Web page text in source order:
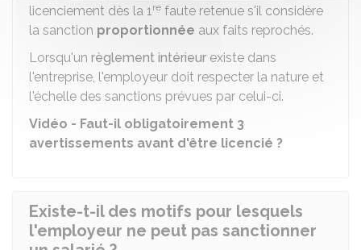
licenciement dès la 1re faute retenue s'il considère
la sanction proportionnée aux faits reprochés.
Lorsqu'un règlement intérieur existe dans
l'entreprise, l'employeur doit respecter la nature et
l'échelle des sanctions prévues par celui-ci.
Vidéo - Faut-il obligatoirement 3
avertissements avant d'être licencié ?
Existe-t-il des motifs pour lesquels
l'employeur ne peut pas sanctionner